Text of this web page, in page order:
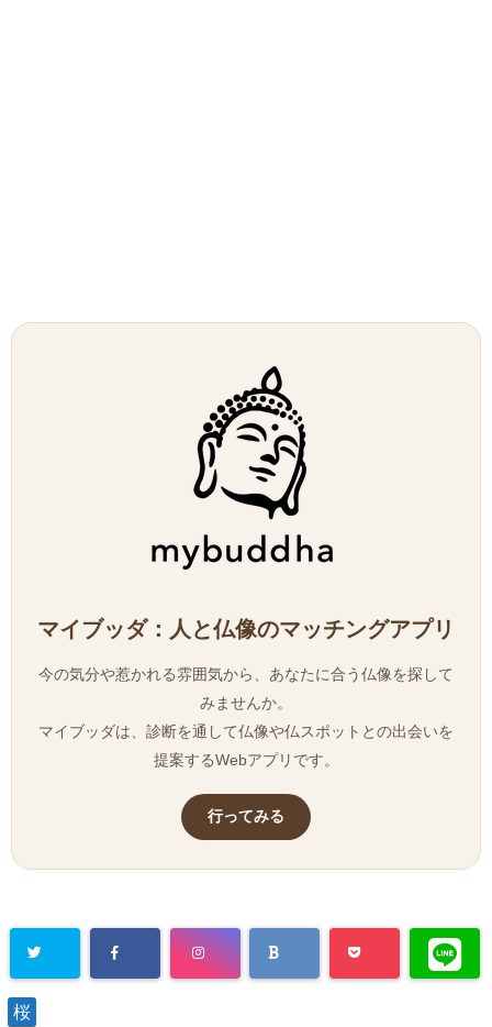
マイブッダ：人と仏像のマッチングアプリ
今の気分や惹かれる雰囲気から、あなたに合う仏像を探して
みませんか。
マイブッダは、診断を通して仏像や仏スポットとの出会いを
提案するWebアプリです。
行ってみる
桜